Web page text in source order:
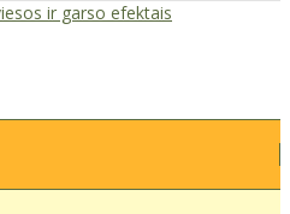
ir garso efektais